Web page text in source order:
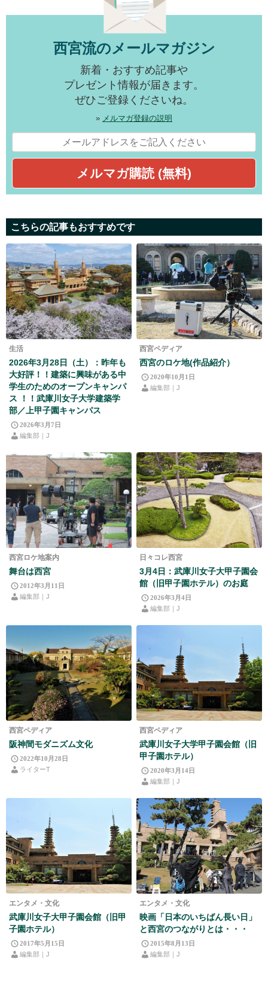
西宮流のメールマガジン
新着・おすすめ記事や
プレゼント情報が届きます。
ぜひご登録くださいね。
» メルマガ登録の説明
こちらの記事もおすすめです
生活
2026年3月28日（土）：昨年も
大好評！！建築に興味がある中
学生のためのオープンキャンパ
ス ！！武庫川女子大学建築学
部／上甲子園キャンパス
2026年3月7日
編集部｜J
西宮ペディア
西宮のロケ地(作品紹介）
2020年10月1日
編集部｜J
西宮ロケ地案内
舞台は西宮
2012年3月11日
編集部｜J
日々コレ西宮
3月4日：武庫川女子大甲子園会
館（旧甲子園ホテル）のお庭
2026年3月4日
編集部｜J
西宮ペディア
阪神間モダニズム文化
2022年10月28日
ライターT
西宮ペディア
武庫川女子大学甲子園会館（旧
甲子園ホテル）
2020年3月14日
編集部｜J
エンタメ・文化
武庫川女子大甲子園会館（旧甲
子園ホテル）
2017年5月15日
編集部｜J
エンタメ・文化
映画「日本のいちばん長い日」
と西宮のつながりとは・・・
2015年8月13日
編集部｜J